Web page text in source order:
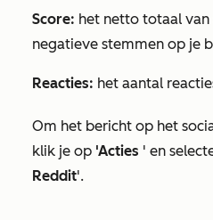
Score: het netto totaal
negatieve stemmen op je
Reacties: het aantal
Om het bericht op het
klik je op 'Acties ' en
Reddit'.